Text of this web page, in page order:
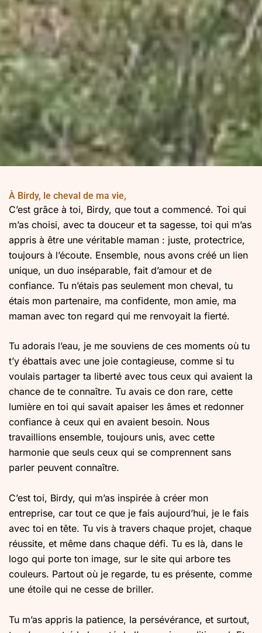
À Birdy, le cheval de ma vie,
C’est grâce à toi, Birdy, que tout a commencé. Toi qui
m’as choisi, avec ta douceur et ta sagesse, toi qui m’as
appris à être une véritable maman : juste, protectrice,
toujours à l’écoute. Ensemble, nous avons créé un lien
unique, un duo inséparable, fait d’amour et de
confiance. Tu n’étais pas seulement mon cheval, tu
étais mon partenaire, ma confidente, mon amie, ma
maman avec ton regard qui me renvoyait la fierté.
Tu adorais l’eau, je me souviens de ces moments où tu
t’y ébattais avec une joie contagieuse, comme si tu
voulais partager ta liberté avec tous ceux qui avaient la
chance de te connaître. Tu avais ce don rare, cette
lumière en toi qui savait apaiser les âmes et redonner
confiance à ceux qui en avaient besoin. Nous
travaillions ensemble, toujours unis, avec cette
harmonie que seuls ceux qui se comprennent sans
parler peuvent connaître.
C’est toi, Birdy, qui m’as inspirée à créer mon
entreprise, car tout ce que je fais aujourd’hui, je le fais
avec toi en tête. Tu vis à travers chaque projet, chaque
réussite, et même dans chaque défi. Tu es là, dans le
logo qui porte ton image, sur le site qui arbore tes
couleurs. Partout où je regarde, tu es présente, comme
une étoile qui ne cesse de briller.
Tu m’as appris la patience, la persévérance, et surtout,